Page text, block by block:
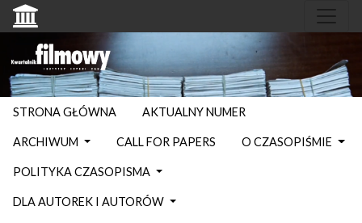
STRONA GŁÓWNA AKTUALNY NUMER
ARCHIWUM CALL FOR PAPERS O CZASOPIŚMIE
POLITYKA CZASOPISMA
DLA AUTOREK I AUTORÓW